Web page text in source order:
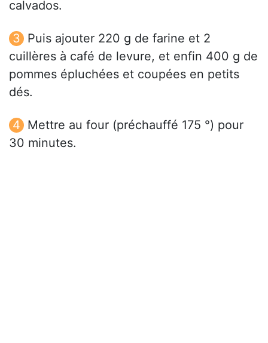
calvados.
Puis ajouter 220 g de farine et 2
cuillères à café de levure, et enfin 400 g de
pommes épluchées et coupées en petits
dés.
Mettre au four (préchauffé 175 °) pour
30 minutes.